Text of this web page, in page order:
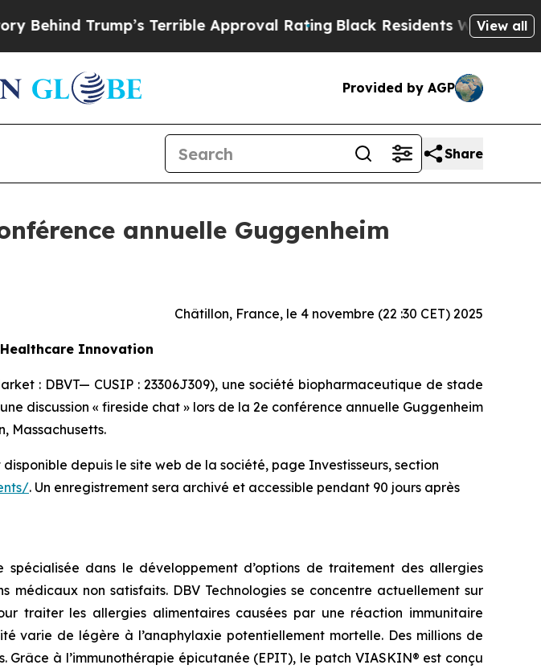
Trump’s Terrible Approval Rating Black Residents Warned ofView all
Provided by AGP
Share
annuelle Guggenheim
Châtillon, France, le 4 novembre (22 :30 CET) 2025
Innovation
: DBVT— CUSIP : 23306J309), une société biopharmaceutique de stade
discussion « fireside chat » lors de la 2e conférence annuelle Guggenheim
Massachusetts.
depuis le site web de la société, page Investisseurs, section
. Un enregistrement sera archivé et accessible pendant 90 jours après
dans le développement d’options de traitement des allergies
non satisfaits. DBV Technologies se concentre actuellement sur
traiter les allergies alimentaires causées par une réaction immunitaire
varie de légère à l’anaphylaxie potentiellement mortelle. Des millions de
à l’immunothérapie épicutanée (EPIT), le patch VIASKIN® est conçu